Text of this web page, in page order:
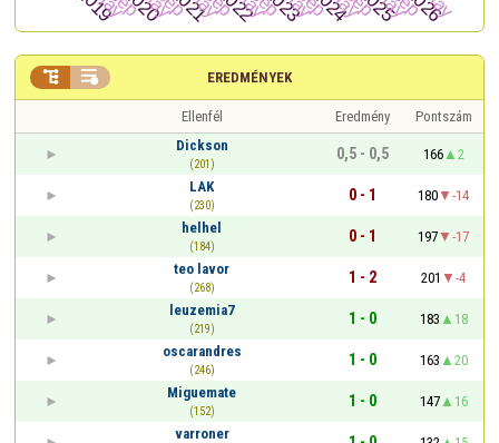
EREDMÉNYEK
 
Ellenfél Eredmény
Pontszám
Dickson
(201)
0,5 - 0,5 166
2
LAK
(230)
0 - 1 180
-14
helhel
(184)
0 - 1 197
-17
teo lavor
(268)
1 - 2 201
-4
leuzemia7
(219)
1 - 0 183
18
oscarandres
(246)
1 - 0 163
20
Miguemate
(152)
1 - 0 147
16
varroner